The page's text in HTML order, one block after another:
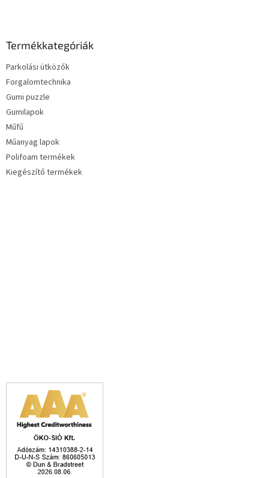
Termékkategóriák
Parkolási ütközők
Forgalomtechnika
Gumi puzzle
Gumilapok
Műfű
Műanyag lapok
Polifoam termékek
Kiegészítő termékek